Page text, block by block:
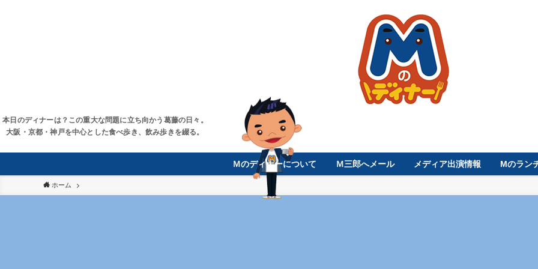
本日のディナーは？この重大な問題に立ち向かう葛藤の日々。
大阪・京都・神戸を中心とした食べ歩き、飲み歩きを綴る。
Ｍのディナーについて Ｍ三郎へメール メディア出演情報 Mのラン
ホーム